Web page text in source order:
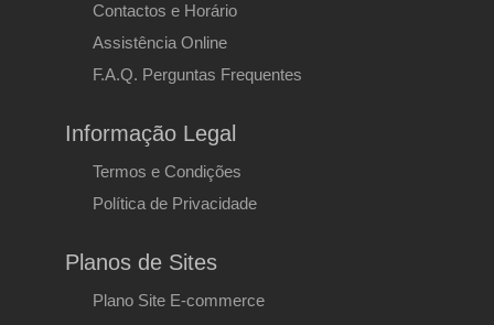
Contactos e Horário
Assistência Online
F.A.Q. Perguntas Frequentes
Informação Legal
Termos e Condições
Política de Privacidade
Planos de Sites
Plano Site E-commerce